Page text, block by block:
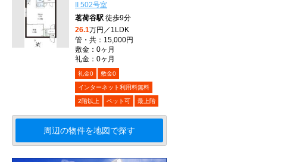
II 502号室
茗荷谷駅 徒歩9分
26.1万円／1LDK
管・共：15,000円
敷金：0ヶ月
礼金：0ヶ月
礼金0 敷金0
インターネット利用料無料
2階以上 ペット可 最上階
周辺の物件を地図で探す